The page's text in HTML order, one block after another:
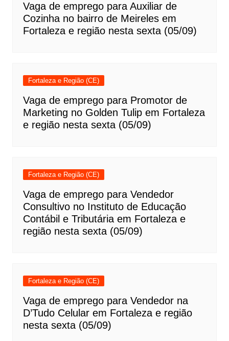
Vaga de emprego para Auxiliar de
Cozinha no bairro de Meireles em
Fortaleza e região nesta sexta (05/09)
Fortaleza e Região (CE)
Vaga de emprego para Promotor de
Marketing no Golden Tulip em Fortaleza
e região nesta sexta (05/09)
Fortaleza e Região (CE)
Vaga de emprego para Vendedor
Consultivo no Instituto de Educação
Contábil e Tributária em Fortaleza e
região nesta sexta (05/09)
Fortaleza e Região (CE)
Vaga de emprego para Vendedor na
D’Tudo Celular em Fortaleza e região
nesta sexta (05/09)